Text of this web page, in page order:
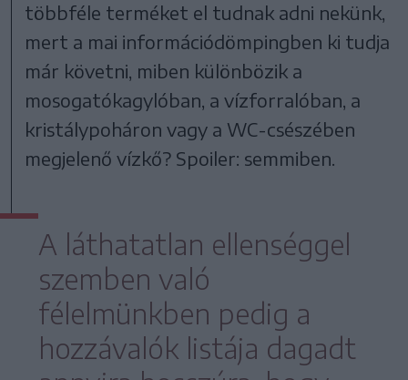
többféle terméket el tudnak adni nekünk,
mert a mai információdömpingben ki tudja
már követni, miben különbözik a
mosogatókagylóban, a vízforralóban, a
kristálypoháron vagy a WC-csészében
megjelenő vízkő? Spoiler: semmiben.
A láthatatlan ellenséggel
szemben való
félelmünkben pedig a
hozzávalók listája dagadt